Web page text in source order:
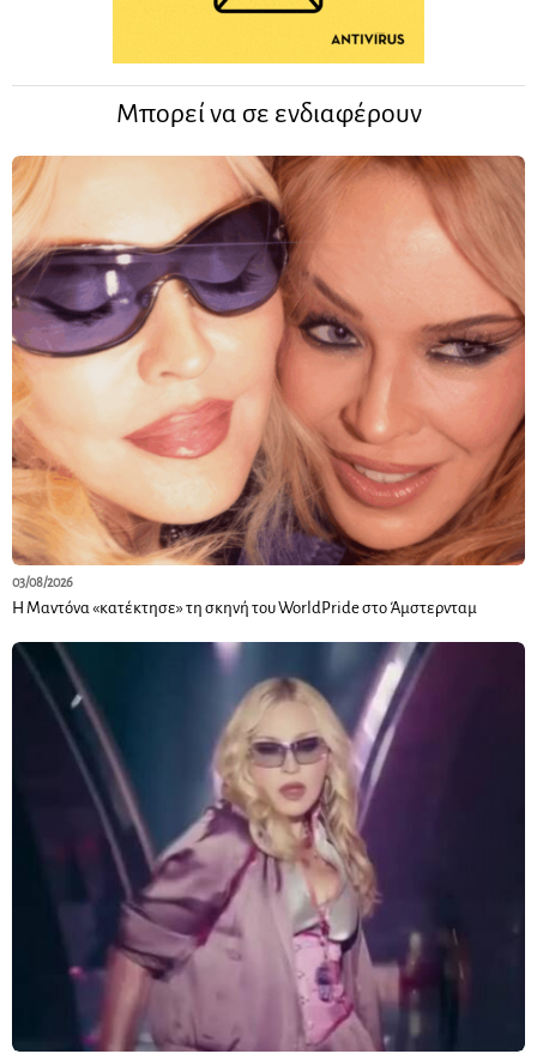
Μπορεί να σε ενδιαφέρουν
03/08/2026
Η Μαντόνα «κατέκτησε» τη σκηνή του WorldPride στο Άμστερνταμ